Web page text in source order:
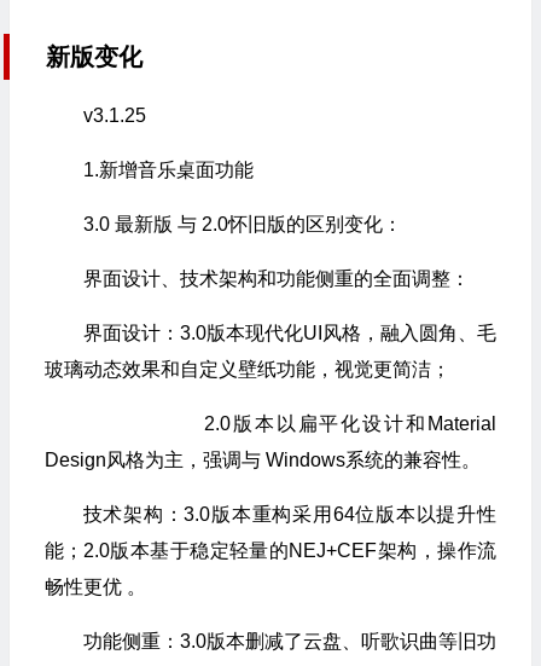
新版变化
v3.1.25
1.新增音乐桌面功能
3.0 最新版 与 2.0怀旧版的区别变化：
界面设计、技术架构和功能侧重的全面调整：
界面设计：3.0版本现代化UI风格，融入圆角、毛
玻璃动态效果和自定义壁纸功能，视觉更简洁；
2.0版本以扁平化设计和Material
Design风格为主，强调与 Windows系统的兼容性。
技术架构：3.0版本重构采用64位版本以提升性
能；2.0版本基于稳定轻量的NEJ+CEF架构，操作流
畅性更优 。
功能侧重：3.0版本删减了云盘、听歌识曲等旧功